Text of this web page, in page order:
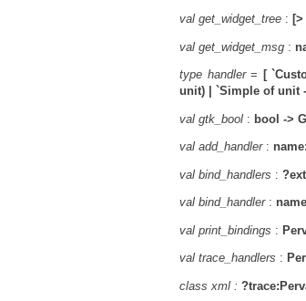
val get_widget_tree :
val get_widget_msg :
type handler= [
unit)
| `Simple of unit
val gtk_bool : bool ->
val add_handler:
val bind_handlers :
val bind_handler:
val print_bindings :
val trace_handlers :
class xml :